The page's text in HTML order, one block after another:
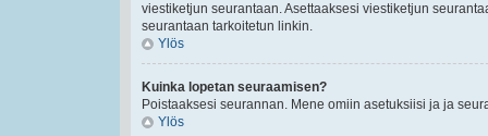
viestiketjun seurantaan. Asettaaksesi viestiketjun
seurantaan tarkoitetun linkin.
Ylös
Kuinka lopetan seuraamisen?
Poistaaksesi seurannan. Mene omiin asetuksiisi ja ja
Ylös